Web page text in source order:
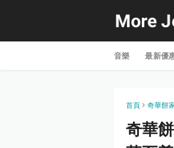
音樂 最新優
首頁 奇華餅
奇華